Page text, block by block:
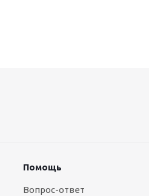
Помощь
Вопрос-ответ